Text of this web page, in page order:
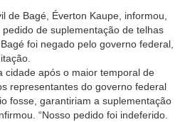
de Bagé, Éverton Kaupe, informou,
de suplementação de telhas
foi negado pelo governo federal,
cidade após o maior temporal de
representantes do governo federal
fosse, garantiriam a suplementação
“Nosso pedido foi indeferido.